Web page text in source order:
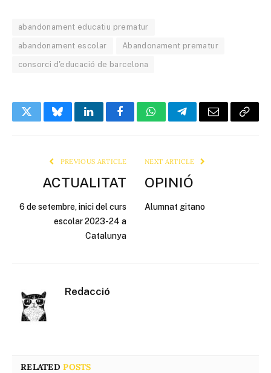
abandonament educatiu prematur
abandonament escolar Abandonament prematur
consorci d'educació de barcelona
TwitterBlueskyLinkedInFacebookWhatsAppTelegramEmail Copy
PREVIOUS ARTICLE
ACTUALITAT
6 de setembre, inici del curs
escolar 2023-24 a
Catalunya
NEXT ARTICLE
OPINIÓ
Alumnat gitano
Redacció
RELATEDPOSTS